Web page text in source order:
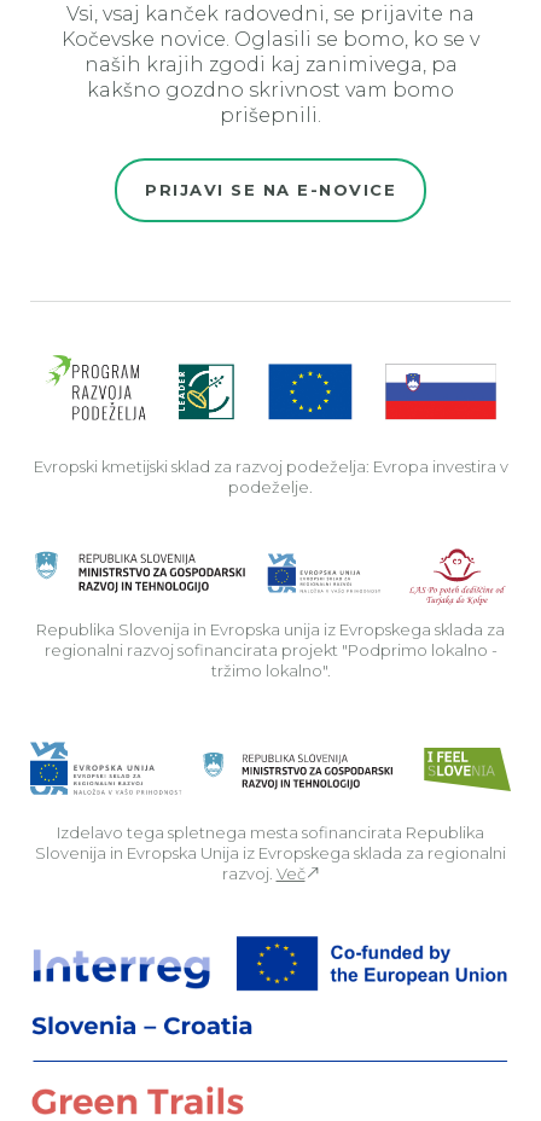
Vsi, vsaj kanček radovedni, se prijavite na
Kočevske novice. Oglasili se bomo, ko se v
naših krajih zgodi kaj zanimivega, pa
kakšno gozdno skrivnost vam bomo
prišepnili.
PRIJAVI SE NA E-NOVICE
Evropski kmetijski sklad za razvoj podeželja: Evropa investira v
podeželje.
Republika Slovenija in Evropska unija iz Evropskega sklada za
regionalni razvoj sofinancirata projekt "Podprimo lokalno -
tržimo lokalno".
Izdelavo tega spletnega mesta sofinancirata Republika
Slovenija in Evropska Unija iz Evropskega sklada za regionalni
razvoj. Več